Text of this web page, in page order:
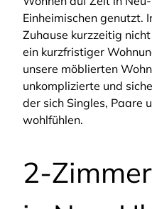
Einheimischen genutzt.
Zuhause kurzzeitig
ein kurzfristiger
unsere möblierten
unkomplizierte und
der sich Singles, Paare
wohlfühlen.
2-